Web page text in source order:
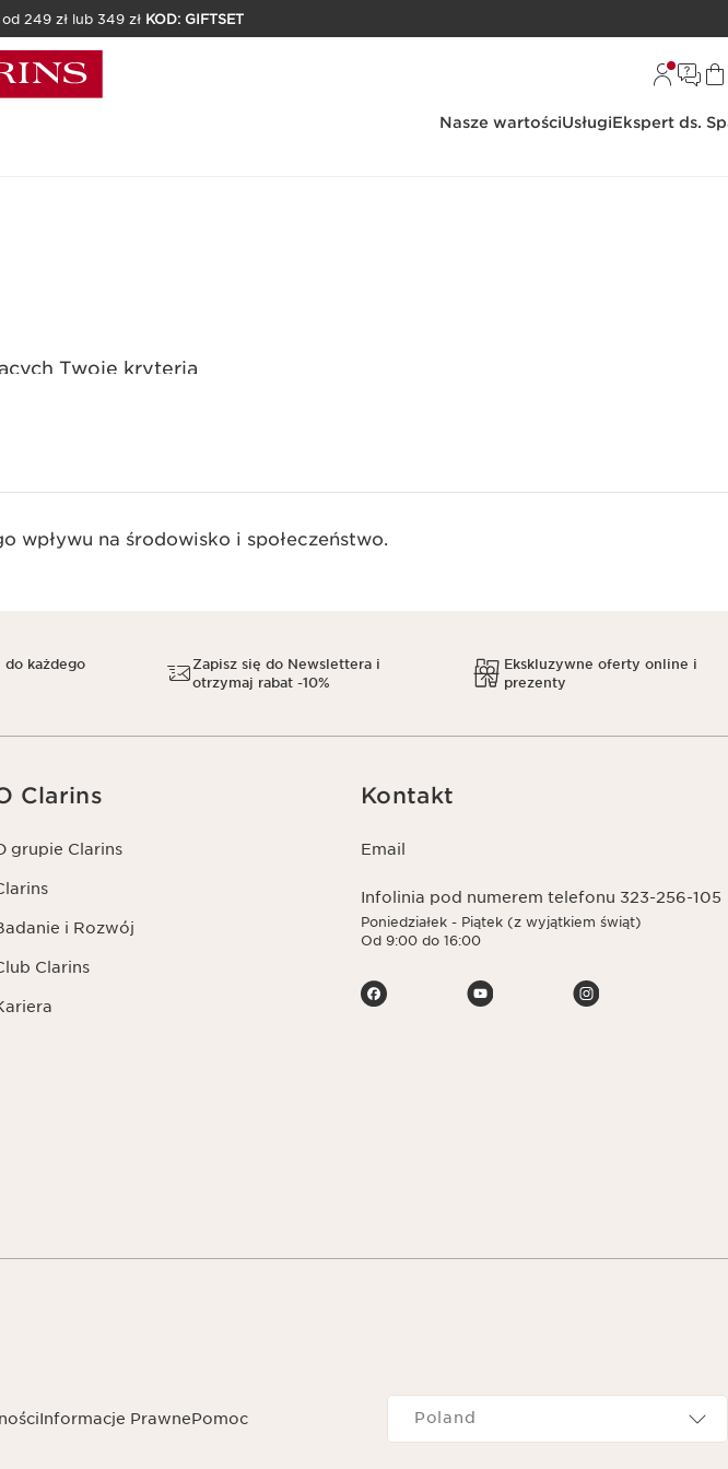
249 zł lub 349 zł KOD: GIFTSET
Nasze wartościUsługiEkspert ds.
Twoje kryteria
wpływu na środowisko i społeczeństwo.​
każdego
Zapisz się do Newslettera i
otrzymaj rabat -10%
Ekskluzywne oferty online i
prezenty
Clarins
grupie Clarins
i Rozwój
Clarins
Kontakt
Email
Infolinia pod numerem telefonu 323-256-105
Poniedziałek - Piątek (z wyjątkiem świąt)
Od 9:00 do 16:00
Informacje PrawnePomoc
Navigates to
Poland